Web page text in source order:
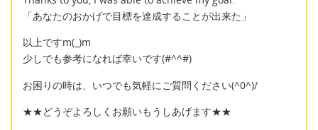
「あなたのおかげで目標を達成することが出来た」
以上ですm(_)m
少しでも参考になれば幸いです(#^^#)
お困りの時は、いつでも気軽にご質問ください(^0^)/
★★どうぞよろしくお願いもうしあげます★★